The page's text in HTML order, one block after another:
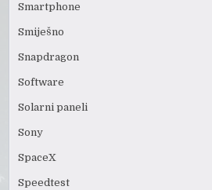
Smartphone
Smiješno
Snapdragon
Software
Solarni paneli
Sony
SpaceX
Speedtest